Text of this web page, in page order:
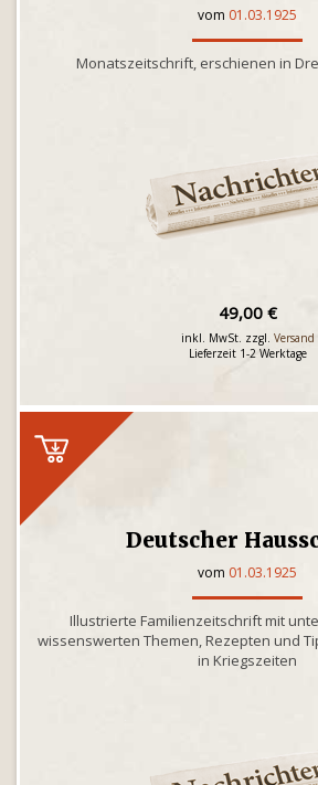
vom 01.03.1925
Monatszeitschrift, erschienen in
49,00 €
inkl. MwSt. zzgl. Versand
Lieferzeit 1-2 Werktage
Deutscher
vom 01.03.1925
Illustrierte Familienzeitschrift mit
wissenswerten Themen, Rezepten und
in Kriegszeiten